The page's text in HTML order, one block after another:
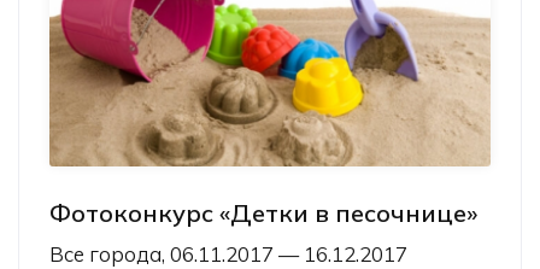
Фотоконкурс «Детки в песочнице»
Все города, 06.11.2017 — 16.12.2017